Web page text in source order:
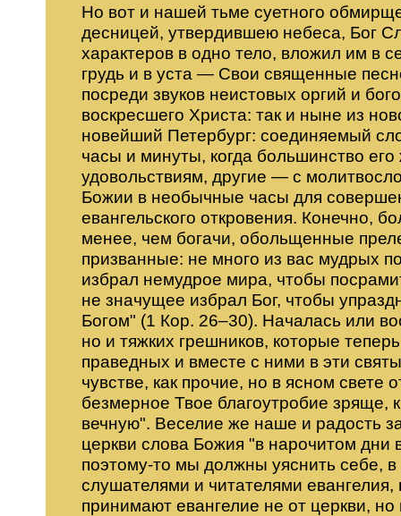
Но вот и нашей тьме суетного
десницей, утвердившею небеса, Бог
характеров в одно тело, вложил им в
грудь и в уста — Свои священные
посреди звуков неистовых оргий и
воскресшего Христа: так и ныне из
новейший Петербург: соединяемый
часы и минуты, когда большинство
удовольствиям, другие — с
Божии в необычные часы для
евангельского откровения. Конечно,
менее, чем богачи, обольщенные
призванные: не много из вас мудрых
избрал немудрое мира, чтобы
не значущее избрал Бог, чтобы
Богом" (1 Кор. 26–30). Началась или
но и тяжких грешников, которые
праведных и вместе с ними в эти
чувстве, как прочие, но в ясном свете
безмерное Твое благоутробие зряще,
вечную". Веселие же наше и радость
церкви слова Божия "в нарочитом
поэтому-то мы должны уяснить себе,
слушателями и читателями
принимают евангелие не от церкви,